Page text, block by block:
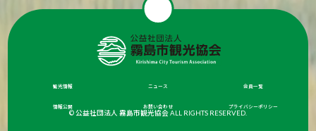
観光情報 ニュース 会員一覧
情報公開 お問い合わせ プライバシーポリシー
© 公益社団法人 霧島市観光協会 ALL RIGHTS RESERVED.